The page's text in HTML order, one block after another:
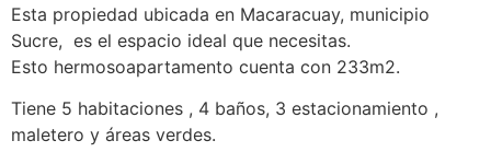
Esta propiedad ubicada en Macaracuay, municipio
Sucre, es el espacio ideal que necesitas.
Esto hermosoapartamento cuenta con 233m2.
Tiene 5 habitaciones , 4 baños, 3 estacionamiento ,
maletero y áreas verdes.